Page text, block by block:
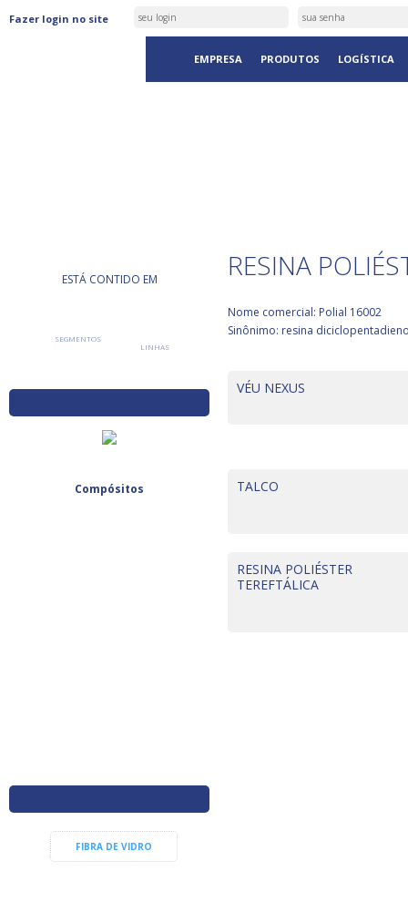
Fazer login no site
EMPRESA PRODUTOS LOGÍSTICA
ESTÁ CONTIDO EM
SEGMENTOS
LINHAS
Compósitos
FIBRA DE VIDRO
RESINA
Nome comercial: Polial 16002
Sinônimo: resina
VÉU NEXUS
TALCO
RESINA POLIÉSTER
TEREFTÁLICA